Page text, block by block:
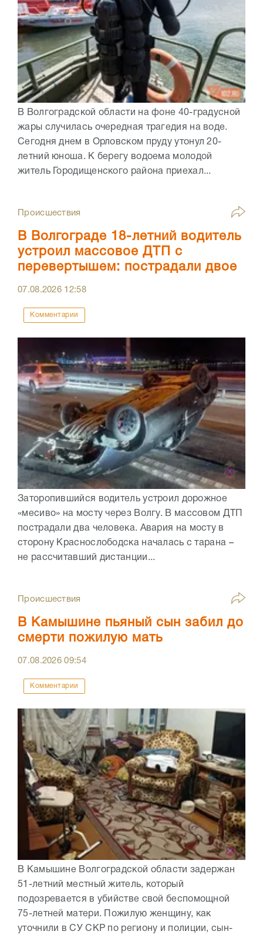
В Волгоградской области на фоне 40-градусной
жары случилась очередная трагедия на воде.
Сегодня днем в Орловском пруду утонул 20-
летний юноша. К берегу водоема молодой
житель Городищенского района приехал...
Происшествия
В Волгограде 18-летний водитель
устроил массовое ДТП с
перевертышем: пострадали двое
07.08.2026 12:58
Комментарии
Заторопившийся водитель устроил дорожное
«месиво» на мосту через Волгу. В массовом ДТП
пострадали два человека. Авария на мосту в
сторону Краснослободска началась с тарана –
не рассчитавший дистанции...
Происшествия
В Камышине пьяный сын забил до
смерти пожилую мать
07.08.202609:54
Комментарии
В Камышине Волгоградской области задержан
51-летний местный житель, который
подозревается в убийстве свой беспомощной
75-летней матери. Пожилую женщину, как
уточнили в СУ СКР по региону и полиции, сын-